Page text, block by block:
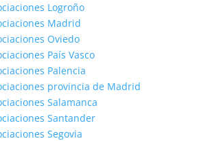
Logroño
Madrid
Oviedo
País Vasco
Palencia
provincia de Madrid
Salamanca
Santander
Segovia